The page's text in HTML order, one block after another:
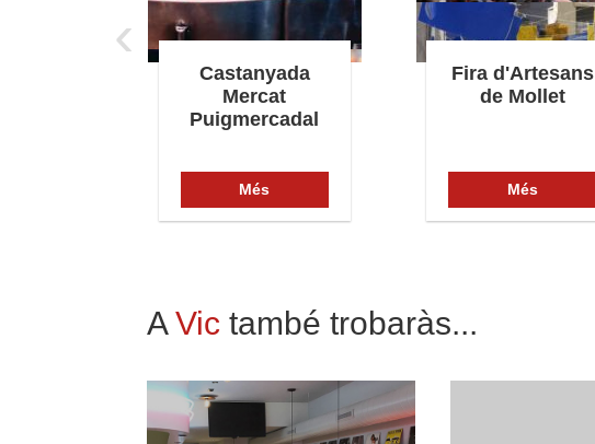
Castanyada
Mercat
Puigmercadal
Més
Fira d'Artesans
de Mollet
Més
‹
AVic també trobaràs...